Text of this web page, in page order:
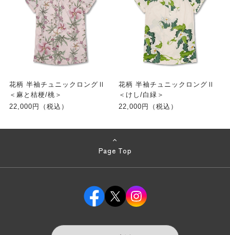
花柄 半袖チュニックロングⅡ
＜麻と桔梗/桃＞
22,000円（税込）
花柄 半袖チュニックロングⅡ
＜けし/白緑＞
22,000円（税込）
Page Top